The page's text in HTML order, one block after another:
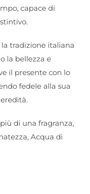
capace di
tradizione italiana
la bellezza e
il presente con lo
fedele alla sua
di una fragranza,
Acqua di